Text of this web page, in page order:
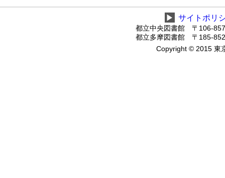
▶ サイトポリ
都立中央図書館 〒106-
都立多摩図書館 〒185-
Copyright © 2015 東